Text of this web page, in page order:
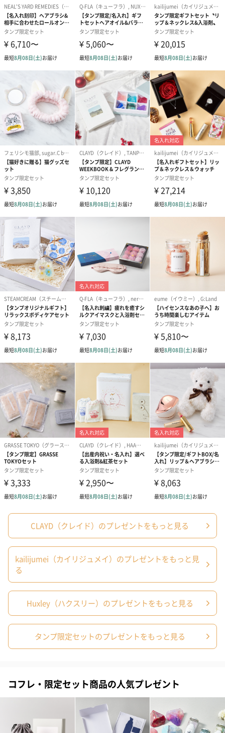
１. クレイ1袋入れてご入浴ください。
ダマにならないよう、粉雪を降らせるようにさらさら入れるのが
ポイント！
２. 入浴後は体や頭髪等に残ったCLAYDをシャワーでよく流してく
ださい。
３. 使用後はすぐに排水してください。底に残ったクレイはすぐに
強めのシャワーで流すと簡単に流れ、浴槽の汚れをクレイが吸着
するので浴槽がピカピカになります。
※排管テストに合格しておりますので安心して流すことができま
す。
※クレイが重金属等を吸着すると、クレイの色が黒っぽく変化し
ます。入浴後、チェックしてみてください。
※クレイの粒子が非常に細かく、髪に残りやすくクシ通りが悪く
なる場合があるため、髪についた場合はシャンプーをご使用くだ
さい。
パックとしても使える！
１. 蓋付のガラス（またはホーロー）容器・CLAYD・水・木製スプ
ーン・キッチンスケールを用意します。
２. 量（CLAYD１袋・水60g）をはかる。
３. 容器に入れ簡単に混ぜる。くるくる５回まわす程度。（完全に
混ざらず、ダマのある状態でＯＫ）
４. 冷蔵庫で48時間放置！ ←ここがポイント
５. クレームブリュレ状になったら完成！
Huxley ボディオイル モロッカンガーデナー
CLAYD（クレイド）のプレゼントをもっと見る
kailijumei（カイリジュメイ）のプレゼントをもっと見
る
Huxley（ハクスリー）のプレゼントをもっと見る
タンプ限定セットのプレゼントをもっと見る
コフレ・限定セット商品の人気プレゼント